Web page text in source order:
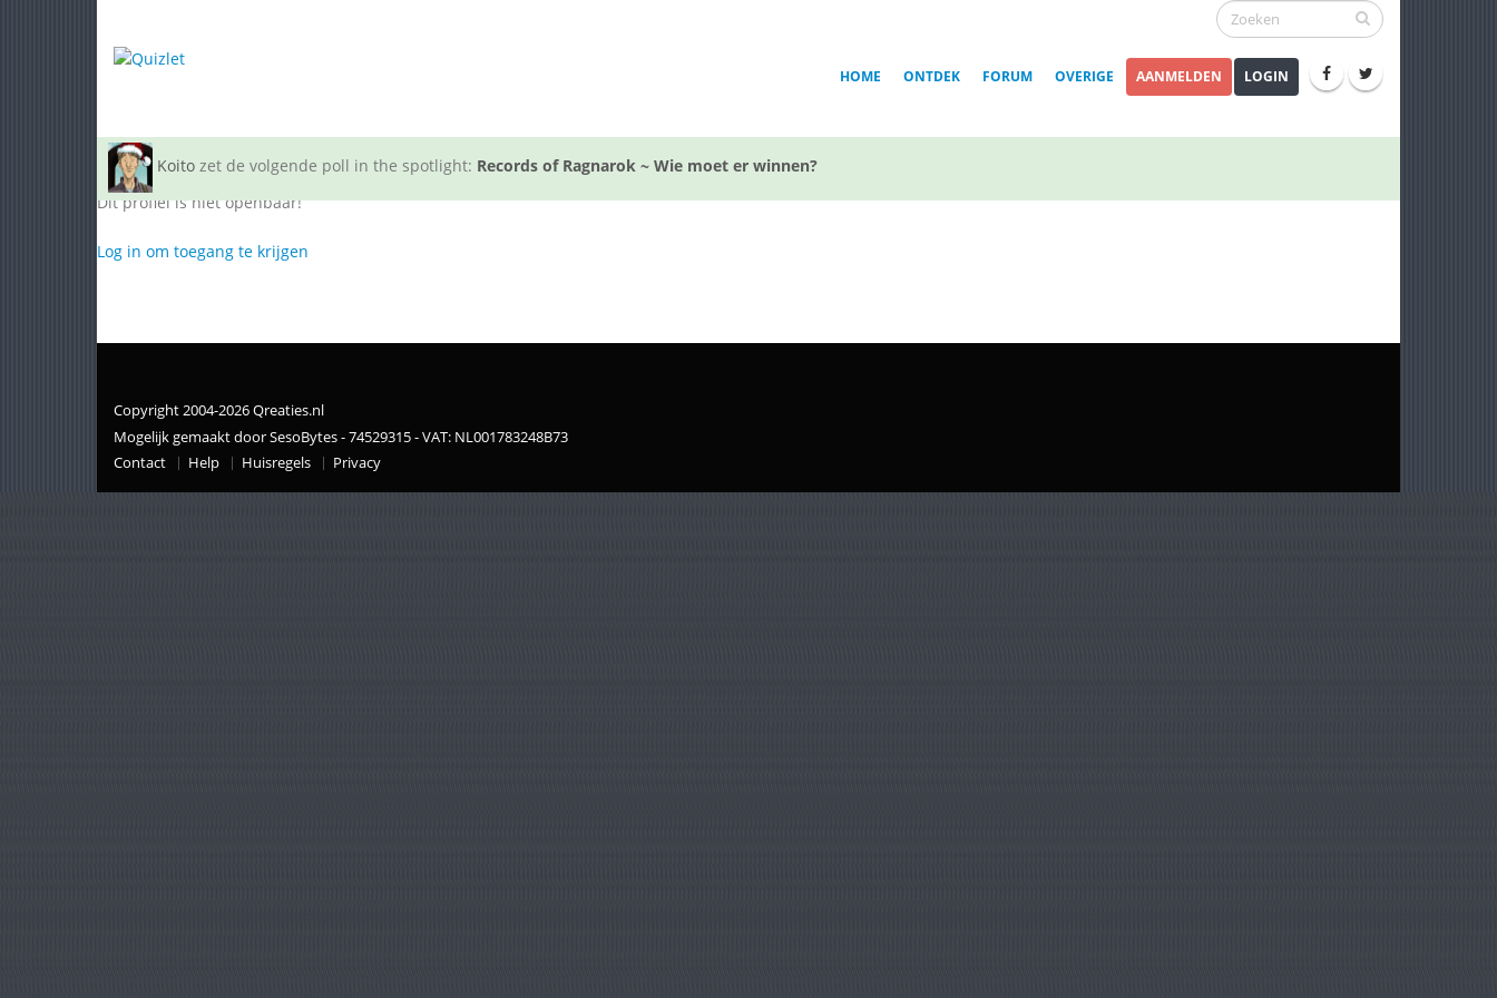
HOME ONTDEK FORUM OVERIGE AANMELDEN LOGIN
Koito zet de volgende poll in the spotlight: Records of Ragnarok ~ Wie moet er winnen?
Dit profiel is niet openbaar!
Log in om toegang te krijgen
Copyright 2004-2026 Qreaties.nl
Mogelijk gemaakt door SesoBytes - 74529315 - VAT: NL001783248B73
Contact
Help Huisregels Privacy